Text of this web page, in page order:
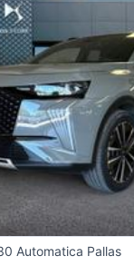
Automatica Pallas